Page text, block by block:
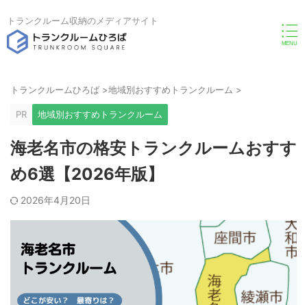
トランクルーム収納のメディアサイト
トランクルームひろば >地域別おすすめトランクルーム >
PR 地域別おすすめトランクルーム
海老名市の格安トランクルームおすす
め6選【2026年版】
2026年4月20日